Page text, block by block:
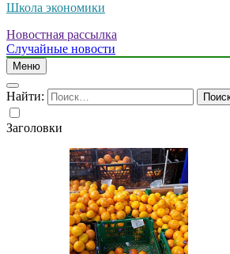
Школа экономики
Новостная рассылка
Случайные новости
Меню
Найти:
Заголовки